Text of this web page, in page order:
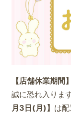
【店舗休業期間】
誠に恐れ入りま
月3日(月)】 は